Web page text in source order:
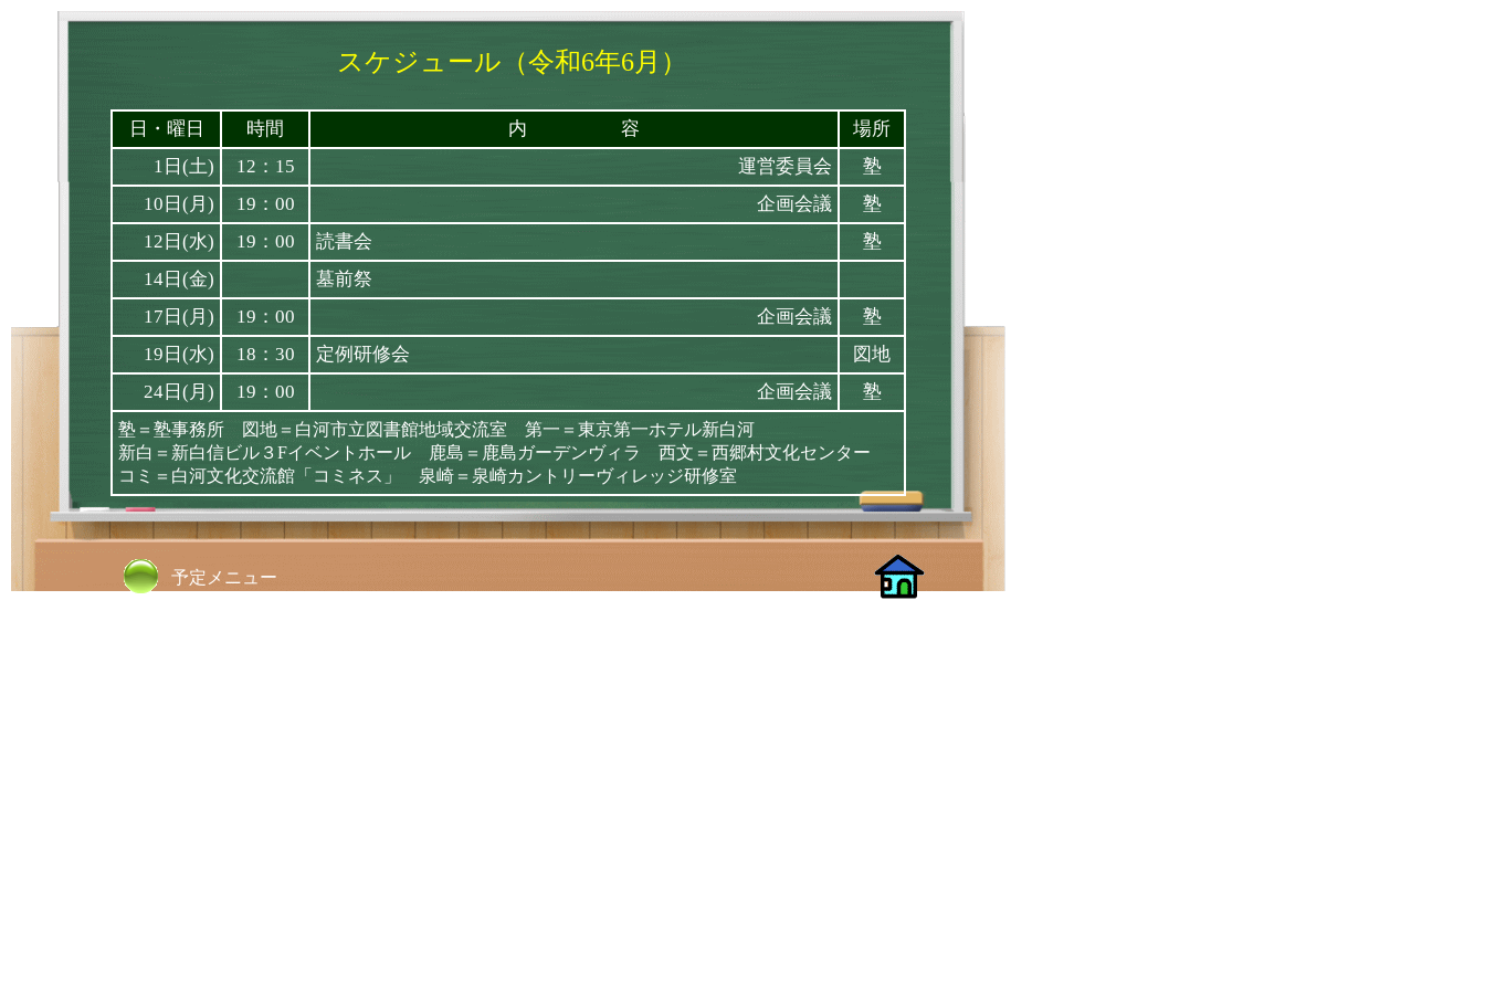
スケジュール（令和6年6月）
日・曜日 時間 内 容
場所
1日(土)
12：15 運営委員会
塾
10日(月)
19：00 企画会議
塾
12日(水)
19：00 読書会
塾
14日(金)
墓前祭
17日(月)
19：00 企画会議
塾
19日(水)
18：30 定例研修会
図地
24日(月)
19：00 企画会議 塾
塾＝塾事務所 図地＝白河市立図書館地域交流室 第一＝東京第一ホテル新白河
新白＝新白信ビル３Fイベントホール 鹿島＝鹿島ガーデンヴィラ 西文＝西郷村文化センター
コミ＝白河文化交流館「コミネス」 泉崎＝泉崎カントリーヴィレッジ研修室
予定メニュー